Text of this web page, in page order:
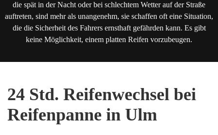
die spät in der Nacht oder bei schlechtem Wetter auf der Straße
auftreten, sind mehr als unangenehm, sie schaffen oft eine Situation,
die die Sicherheit des Fahrers ernsthaft gefährden kann. Es gibt
keine Möglichkeit, einem platten Reifen vorzubeugen.
24 Std. Reifenwechsel bei
Reifenpanne in Ulm